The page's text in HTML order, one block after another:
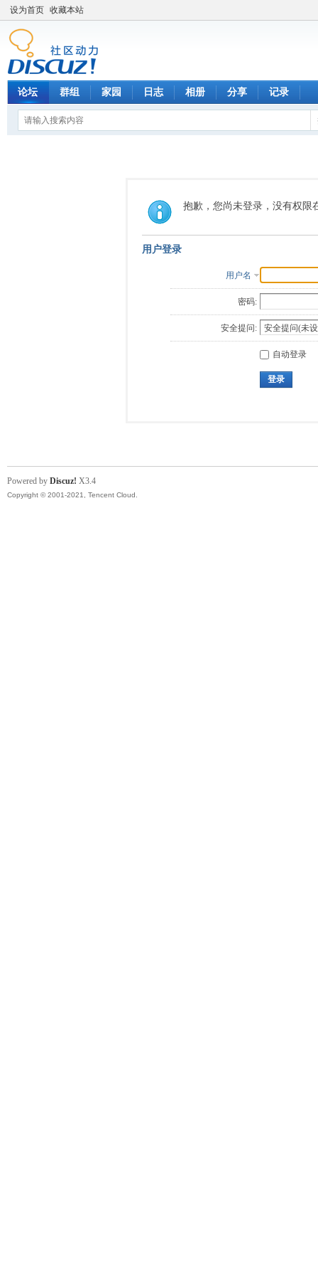
设为首页 收藏本站
论坛 群组 家园 日志 相册 分享 记录
抱歉，您尚未登录，没有权限
用户登录
用户名
密码:
安全提问:
自动登录
登录
Powered by Discuz! X3.4
Copyright © 2001-2021, Tencent Cloud.